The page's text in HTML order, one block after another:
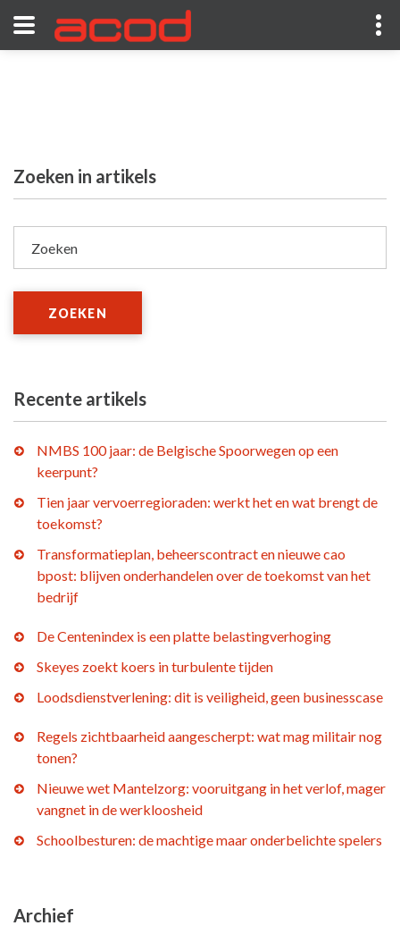
Zoeken in artikels
Zoeken
ZOEKEN
Recente artikels
NMBS 100 jaar: de Belgische Spoorwegen op een
keerpunt?
Tien jaar vervoerregioraden: werkt het en wat brengt de
toekomst?
Transformatieplan, beheerscontract en nieuwe cao
bpost: blijven onderhandelen over de toekomst van het
bedrijf
De Centenindex is een platte belastingverhoging
Skeyes zoekt koers in turbulente tijden
Loodsdienstverlening: dit is veiligheid, geen businesscase
Regels zichtbaarheid aangescherpt: wat mag militair nog
tonen?
Nieuwe wet Mantelzorg: vooruitgang in het verlof, mager
vangnet in de werkloosheid
Schoolbesturen: de machtige maar onderbelichte spelers
Archief